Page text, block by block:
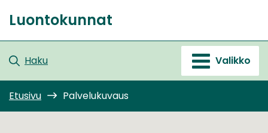
sisältöön
Etusivu
Luontokunnat
Haku Valikko
Etusivu Palvelukuvaus